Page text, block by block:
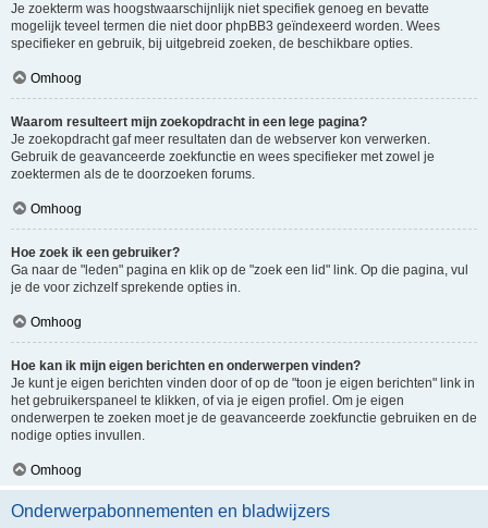
Je zoekterm was hoogstwaarschijnlijk niet specifiek genoeg en bevatte
mogelijk teveel termen die niet door phpBB3 geïndexeerd worden. Wees
specifieker en gebruik, bij uitgebreid zoeken, de beschikbare opties.
Omhoog
Waarom resulteert mijn zoekopdracht in een lege pagina?
Je zoekopdracht gaf meer resultaten dan de webserver kon verwerken.
Gebruik de geavanceerde zoekfunctie en wees specifieker met zowel je
zoektermen als de te doorzoeken forums.
Omhoog
Hoe zoek ik een gebruiker?
Ga naar de "leden" pagina en klik op de "zoek een lid" link. Op die pagina, vul
je de voor zichzelf sprekende opties in.
Omhoog
Hoe kan ik mijn eigen berichten en onderwerpen vinden?
Je kunt je eigen berichten vinden door of op de "toon je eigen berichten" link in
het gebruikerspaneel te klikken, of via je eigen profiel. Om je eigen
onderwerpen te zoeken moet je de geavanceerde zoekfunctie gebruiken en de
nodige opties invullen.
Omhoog
Onderwerpabonnementen en bladwijzers